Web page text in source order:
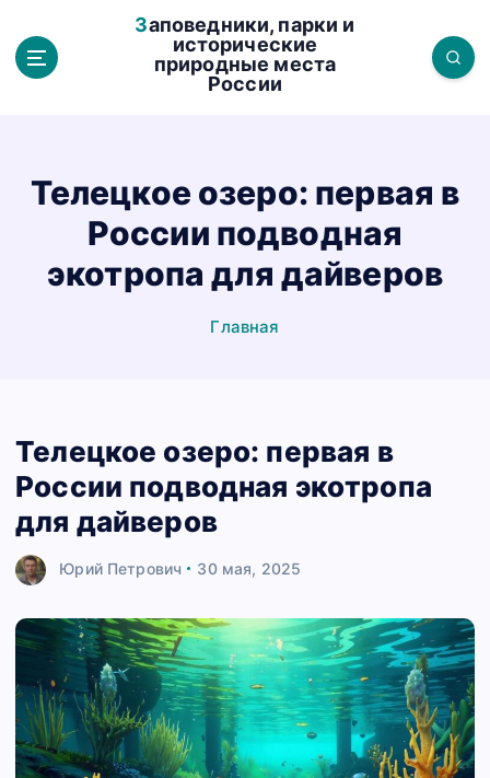
Заповедники, парки и
исторические
природные места
России
Телецкое озеро: первая в
России подводная
экотропа для дайверов
Главная
Телецкое озеро: первая в
России подводная экотропа
для дайверов
Юрий Петрович 30 мая, 2025